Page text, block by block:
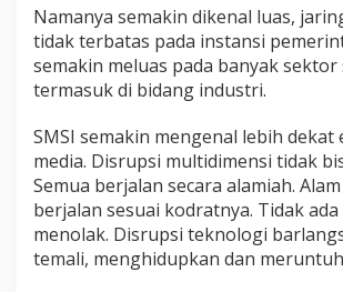
Namanya semakin dikenal luas,
tidak terbatas pada instansi
semakin meluas pada banyak sektor
termasuk di bidang industri.
SMSI semakin mengenal lebih dekat
media. Disrupsi multidimensi tidak
Semua berjalan secara alamiah.
berjalan sesuai kodratnya. Tidak
menolak. Disrupsi teknologi
temali, menghidupkan dan